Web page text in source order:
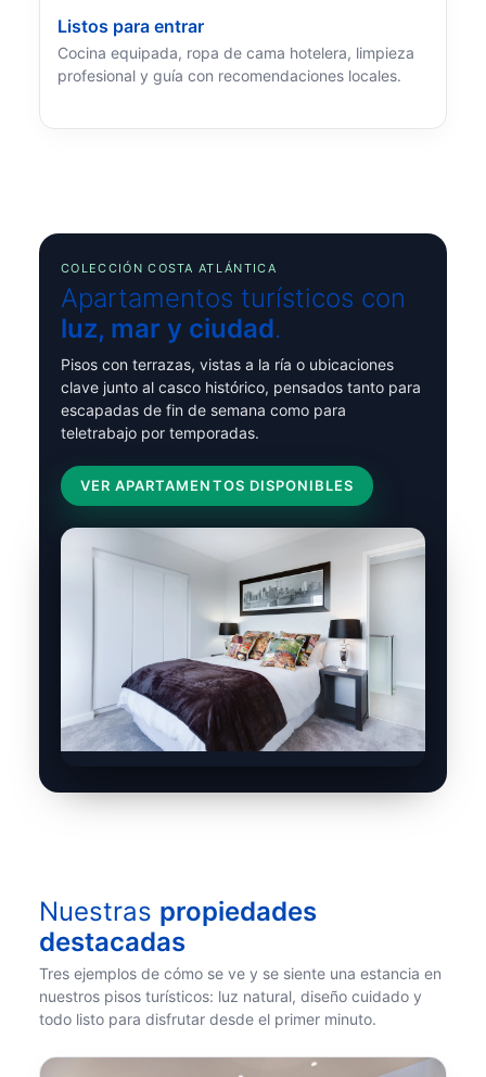
Listos para entrar
Cocina equipada, ropa de cama hotelera, limpieza
profesional y guía con recomendaciones locales.
COLECCIÓN COSTA ATLÁNTICA
Apartamentos turísticos con
luz, mar y ciudad.
Pisos con terrazas, vistas a la ría o ubicaciones
clave junto al casco histórico, pensados tanto para
escapadas de fin de semana como para
teletrabajo por temporadas.
VER APARTAMENTOS DISPONIBLES
Nuestras propiedades
destacadas
Tres ejemplos de cómo se ve y se siente una estancia en
nuestros pisos turísticos: luz natural, diseño cuidado y
todo listo para disfrutar desde el primer minuto.